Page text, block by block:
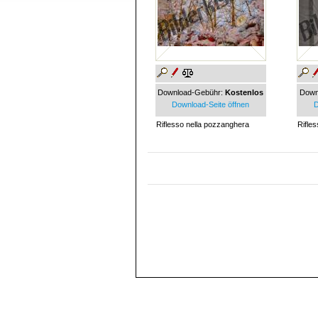
Download-Gebühr: Kostenlos
Download-Seite öffnen
Riflesso nella pozzanghera